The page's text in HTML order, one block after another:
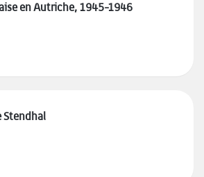
en Autriche, 1945-1946
Stendhal